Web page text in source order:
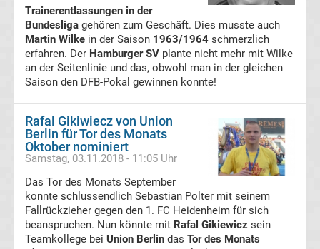
Ergebnisse
3.
Liga
Tabelle
DFB-
Pokal
Ergebnisse
Trainerentlassungen in der
Bundesliga gehören zum Geschäft. Dies musste auch
Martin Wilke in der Saison 1963/1964 schmerzlich
erfahren. Der Hamburger SV plante nicht mehr mit Wilke
an der Seitenlinie und das, obwohl man in der gleichen
Saison den DFB-Pokal gewinnen konnte!
Rafal Gikiwiecz von Union
Berlin für Tor des Monats
Oktober nominiert
Samstag, 03.11.2018 - 11:05 Uhr
Das Tor des Monats September
konnte schlussendlich Sebastian Polter mit seinem
Fallrückzieher gegen den 1. FC Heidenheim für sich
beanspruchen. Nun könnte mit Rafal Gikiewicz sein
Teamkollege bei Union Berlin das Tor des Monats